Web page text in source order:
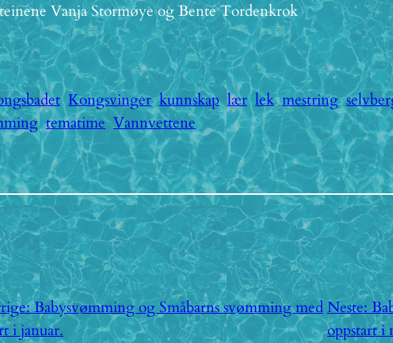
Vanja Stormøye og Bente Tordenkrok
Kongsvinger kunnskap lær lek mestring
tematime Vannvettene
Babysvømming og Småbarns svømming med
i januar.
Neste:
oppstart i